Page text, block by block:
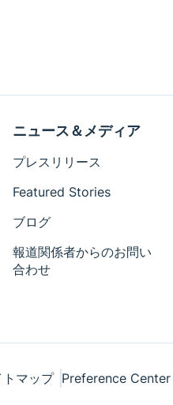
ニュース＆メディア
プレスリリース
Featured Stories
ブログ
報道関係者からのお問い
合わせ
トマップ Preference Center